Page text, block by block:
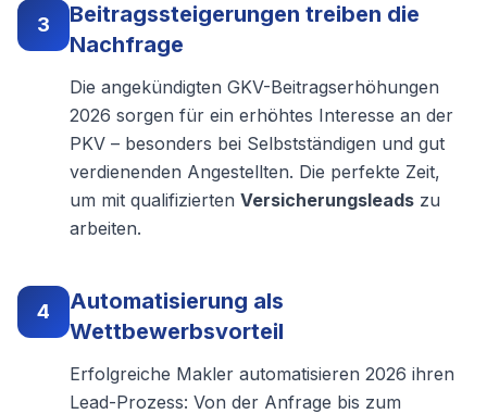
3
Beitragssteigerungen treiben die
Nachfrage
Die angekündigten GKV-Beitragserhöhungen
2026 sorgen für ein erhöhtes Interesse an der
PKV – besonders bei Selbstständigen und gut
verdienenden Angestellten. Die perfekte Zeit,
um mit qualifizierten Versicherungsleads zu
arbeiten.
4
Automatisierung als
Wettbewerbsvorteil
Erfolgreiche Makler automatisieren 2026 ihren
Lead-Prozess: Von der Anfrage bis zum